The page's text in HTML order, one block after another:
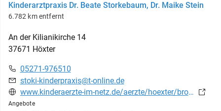
Kinderarztpraxis Dr. Beate Storkebaum, Dr. Maike Stein
6.782 km entfernt
An der Kilianikirche 14
37671 Höxter
05271-976510
stoki-kinderpraxis@t-online.de
www.kinderaerzte-im-netz.de/aerzte/hoexter/brotesaki/leistungsspektrum.html
Angebote